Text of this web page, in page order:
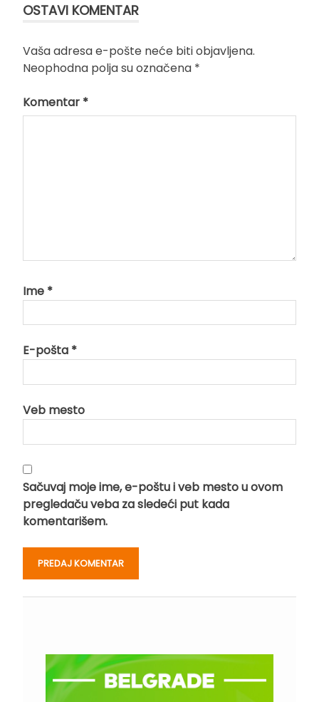
OSTAVI KOMENTAR
Vaša adresa e-pošte neće biti objavljena.
Neophodna polja su označena *
Komentar *
Ime *
E-pošta *
Veb mesto
Sačuvaj moje ime, e-poštu i veb mesto u ovom
pregledaču veba za sledeći put kada
komentarišem.